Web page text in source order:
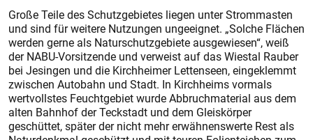
Große Teile des Schutzgebietes liegen unter Strommasten
und sind für weitere Nutzungen ungeeignet. „Solche Flächen
werden gerne als Naturschutzgebiete ausgewiesen“, weiß
der NABU-Vorsitzende und verweist auf das Wiestal Rauber
bei Jesingen und die Kirchheimer Lettenseen, eingeklemmt
zwischen Autobahn und Stadt. In Kirchheims vormals
wertvollstes Feuchtgebiet wurde Abbruchmaterial aus dem
alten Bahnhof der Teckstadt und dem Gleiskörper
geschüttet, später der nicht mehr erwähnenswerte Rest als